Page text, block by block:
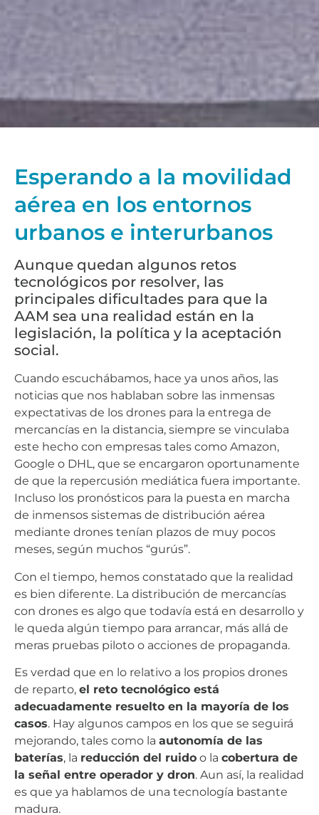
Esperando a la movilidad
aérea en los entornos
urbanos e interurbanos
Aunque quedan algunos retos
tecnológicos por resolver, las
principales dificultades para que la
AAM sea una realidad están en la
legislación, la política y la aceptación
social.
Cuando escuchábamos, hace ya unos años, las
noticias que nos hablaban sobre las inmensas
expectativas de los drones para la entrega de
mercancías en la distancia, siempre se vinculaba
este hecho con empresas tales como Amazon,
Google o DHL, que se encargaron oportunamente
de que la repercusión mediática fuera importante.
Incluso los pronósticos para la puesta en marcha
de inmensos sistemas de distribución aérea
mediante drones tenían plazos de muy pocos
meses, según muchos “gurús”.
Con el tiempo, hemos constatado que la realidad
es bien diferente. La distribución de mercancías
con drones es algo que todavía está en desarrollo y
le queda algún tiempo para arrancar, más allá de
meras pruebas piloto o acciones de propaganda.
Es verdad que en lo relativo a los propios drones
de reparto, el reto tecnológico está
adecuadamente resuelto en la mayoría de los
casos. Hay algunos campos en los que se seguirá
mejorando, tales como la autonomía de las
baterías, la reducción del ruido o la cobertura de
la señal entre operador y dron. Aun así, la realidad
es que ya hablamos de una tecnología bastante
madura.